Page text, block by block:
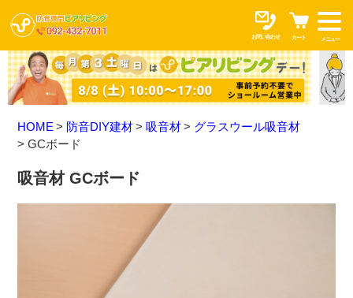
お問い合わせ カート メニュー
HOME 防音DIY建材 吸音材
グラスウール吸音材
GCボード
吸音材 GCボード